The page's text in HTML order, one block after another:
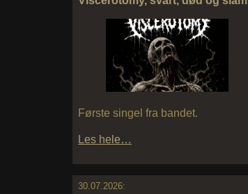
Første singel fra bandet.
Les hele…
30.07.2026: